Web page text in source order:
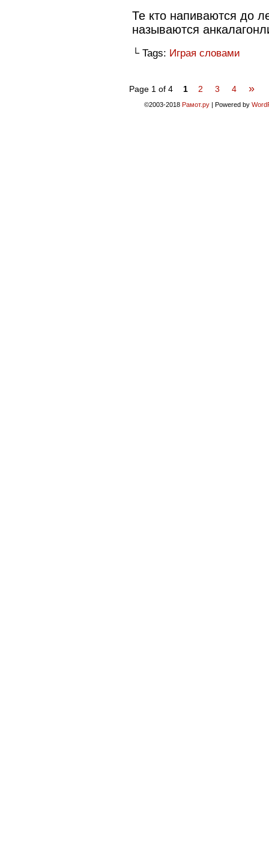
Те кто напиваются до
называются
└ Tags: Играя словами
Page 1 of 4 1 2 3 4 »
©2003-2018 Рамот.ру | Powered by